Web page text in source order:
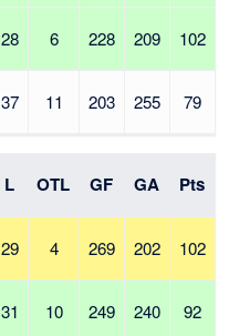
28 6 228 209 102
37 11 203 255 79
L OTL GF GA Pts
29 4 269 202 102
31 10 249 240 92